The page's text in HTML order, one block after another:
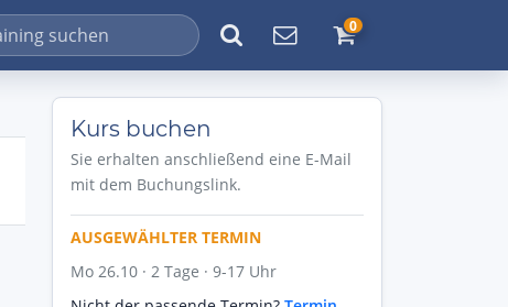
0
Kurs buchen
Sie erhalten anschließend eine E-Mail
mit dem Buchungslink.
AUSGEWÄHLTER TERMIN
Mo 26.10 · 2 Tage · 9-17 Uhr